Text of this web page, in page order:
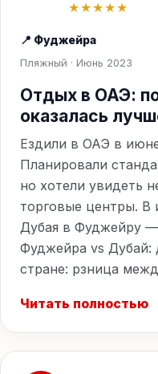
★★★★★
📍 Фуджейра
Пляжный · Июнь 2023
Отдых в ОАЭ:
оказалась
Ездили в ОАЭ в
Планировали
но хотели увидеть
торговые центры. В
Дубая в Фуджейру
Фуджейра vs Дубай:
стране: рзница
Читать полностью